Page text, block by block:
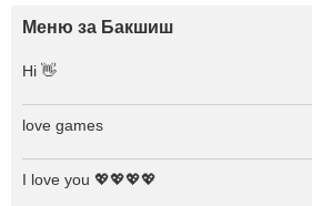
Меню за Бакшиш
Hi 👋
love games
I love you 💖💖💖💖